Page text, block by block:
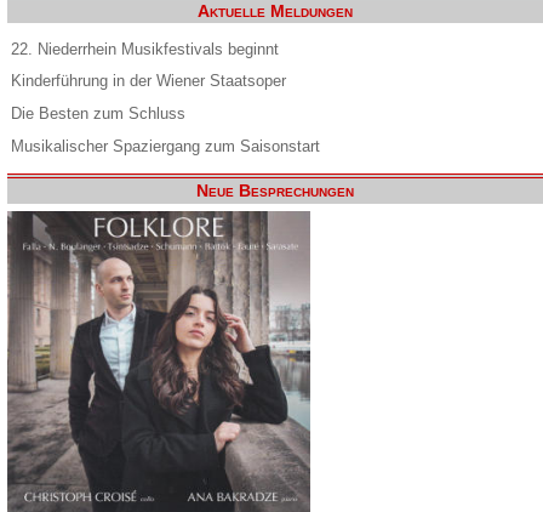
Aktuelle Meldungen
22. Niederrhein Musikfestivals beginnt
Kinderführung in der Wiener Staatsoper
Die Besten zum Schluss
Musikalischer Spaziergang zum Saisonstart
Neue Besprechungen